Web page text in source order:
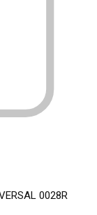
0028R